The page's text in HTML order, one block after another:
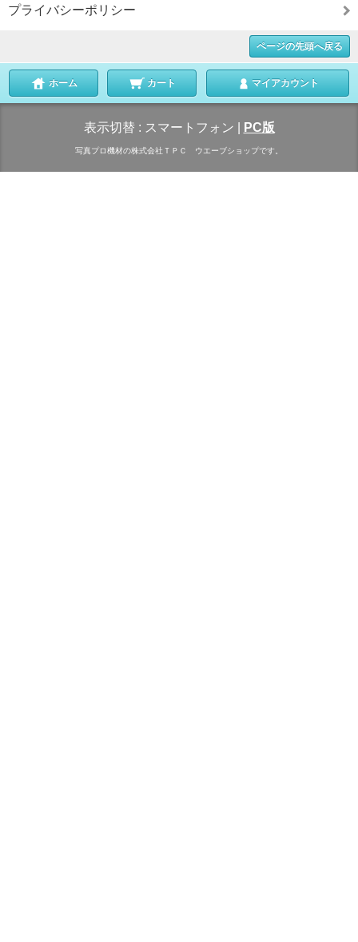
プライバシーポリシー
ページの先頭へ戻る
ホーム カート マイアカウント
表示切替 : スマートフォン PC版
写真プロ機材の株式会社ＴＰＣ ウエーブショップです。